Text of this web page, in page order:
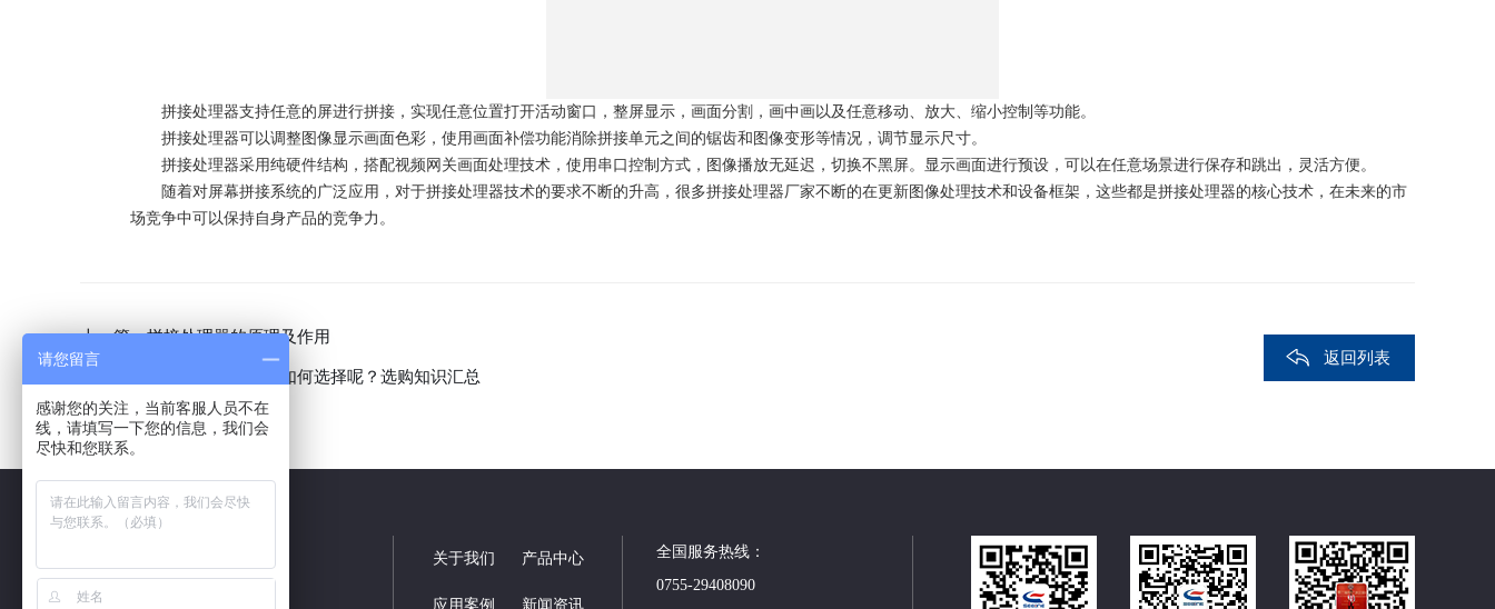
拼接处理器支持任意的屏进行拼接，实现任意位置打开活动窗口，整屏显示，画面分割，画中画以及任意移动、放大、缩小控制等功能。
拼接处理器可以调整图像显示画面色彩，使用画面补偿功能消除拼接单元之间的锯齿和图像变形等情况，调节显示尺寸。
拼接处理器采用纯硬件结构，搭配视频网关画面处理技术，使用串口控制方式，图像播放无延迟，切换不黑屏。显示画面进行预设，可以在任意场景进行保存和跳出，灵活方便。
随着对屏幕拼接系统的广泛应用，对于拼接处理器技术的要求不断的升高，很多拼接处理器厂家不断的在更新图像处理技术和设备框架，这些都是拼接处理器的核心技术，在未来的市
场竞争中可以保持自身产品的竞争力。
上一篇：拼接处理器的原理及作用
液晶拼接处理器该如何选择呢？选购知识汇总
返回列表
关于我们 产品中心
应用案例 新闻资讯
全国服务热线：
0755-29408090
请您留言
感谢您的关注，当前客服人员不在
线，请填写一下您的信息，我们会
尽快和您联系。